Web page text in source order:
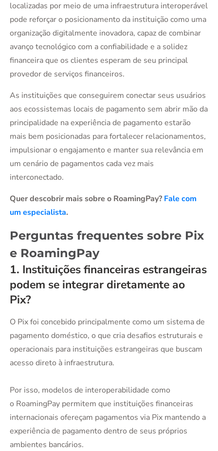
localizadas por meio de uma infraestrutura interoperável
pode reforçar o posicionamento da instituição como uma
organização digitalmente inovadora, capaz de combinar
avanço tecnológico com a confiabilidade e a solidez
financeira que os clientes esperam de seu principal
provedor de serviços financeiros.
As instituições que conseguirem conectar seus usuários
aos ecossistemas locais de pagamento sem abrir mão da
principalidade na experiência de pagamento estarão
mais bem posicionadas para fortalecer relacionamentos,
impulsionar o engajamento e manter sua relevância em
um cenário de pagamentos cada vez mais
interconectado.
Quer descobrir mais sobre o RoamingPay? Fale com
um especialista.
Perguntas frequentes sobre Pix
e RoamingPay
1. Instituições financeiras estrangeiras
podem se integrar diretamente ao
Pix?
O Pix foi concebido principalmente como um sistema de
pagamento doméstico, o que cria desafios estruturais e
operacionais para instituições estrangeiras que buscam
acesso direto à infraestrutura.
Por isso, modelos de interoperabilidade como
o RoamingPay permitem que instituições financeiras
internacionais ofereçam pagamentos via Pix mantendo a
experiência de pagamento dentro de seus próprios
ambientes bancários.